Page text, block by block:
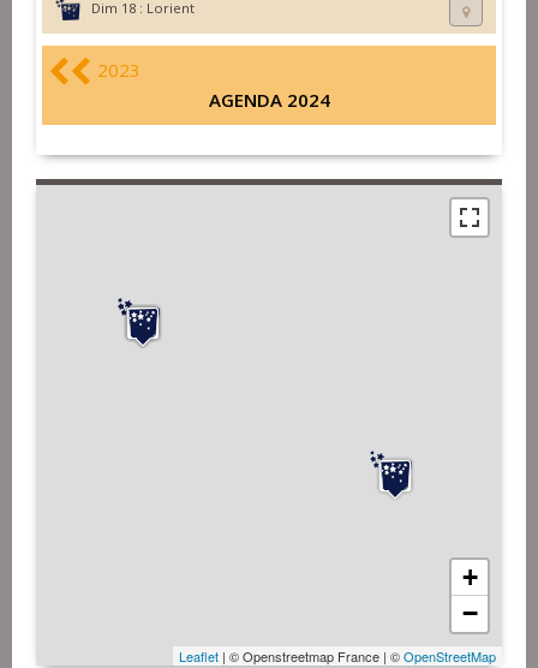
Dim 18 : Lorient
2023
AGENDA 2024
+
−
Leaflet | © Openstreetmap France | ©OpenStreetMap